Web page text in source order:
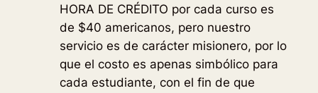
HORA DE CRÉDITO por cada curso es
de $40 americanos, pero nuestro
servicio es de carácter misionero, por lo
que el costo es apenas simbólico para
cada estudiante, con el fin de que